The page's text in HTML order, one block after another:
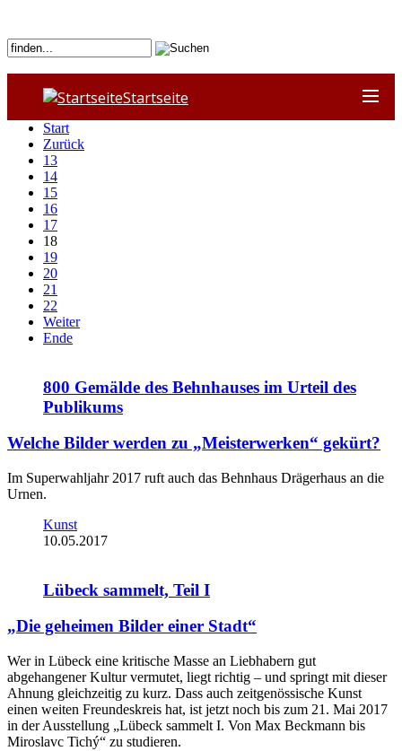
Startseite
Start
Zurück
13
14
15
16
17
18
19
20
21
22
Weiter
Ende
800 Gemälde des Behnhauses im Urteil des
Publikums
Welche Bilder werden zu „Meisterwerken“ gekürt?
Im Superwahljahr 2017 ruft auch das Behnhaus Drägerhaus an die
Urnen.
Kunst
10.05.2017
Lübeck sammelt, Teil I
„Die geheimen Bilder einer Stadt“
Wer in Lübeck eine kritische Masse an Liebhabern gut
abgehangener Kultur vermutet, liegt richtig – und springt mit dieser
Ahnung gleichzeitig zu kurz. Dass auch zeitgenössische Kunst
einen weiten Freundeskreis hat, ist jetzt noch bis zum 21. Mai 2017
in der Ausstellung „Lübeck sammelt I. Von Max Beckmann bis
Miroslavc Tichý“ zu studieren.